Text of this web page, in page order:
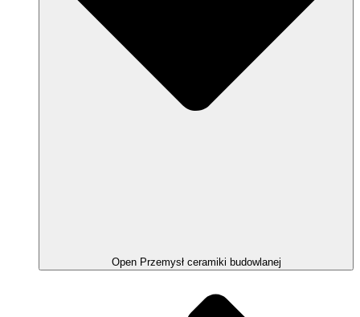
Open Przemysł ceramiki budowlanej